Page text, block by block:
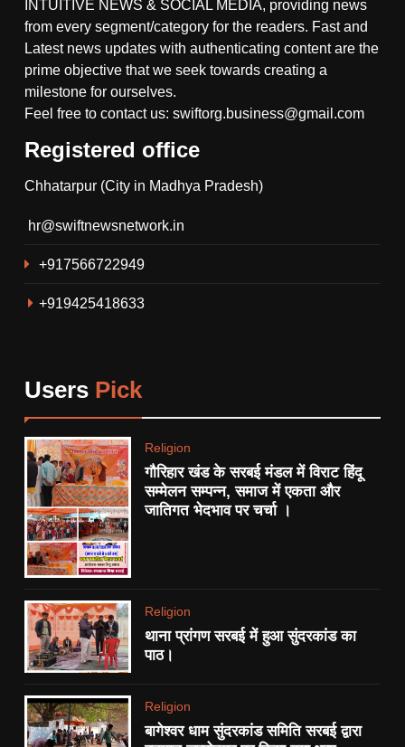
INTUITIVE NEWS & SOCIAL MEDIA, providing news
from every segment/category for the readers. Fast and
Latest news updates with authenticating content are the
prime objective that we seek towards creating a
milestone for ourselves.
Feel free to contact us: swiftorg.business@gmail.com
Registered office
Chhatarpur (City in Madhya Pradesh)
hr@swiftnewsnetwork.in
+917566722949
+919425418633
Users Pick
Religion
गौरिहार खंड के सरबई मंडल में विराट हिंदू
सम्मेलन सम्पन्न, समाज में एकता और
जातिगत भेदभाव पर चर्चा ।
Religion
थाना प्रांगण सरबई में हुआ सुंदरकांड का
पाठ।
Religion
बागेश्वर धाम सुंदरकांड समिति सरबई द्वारा
गौरिहार खंड के सरबई मंडल में विराट
और जातिगत भेदभाव पर चर्चा ।
बसाने की योजना।
POLITICS
8
1
प्रदर्शन:
STATE